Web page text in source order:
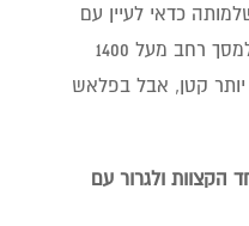
כדאי לעיין עם
מסך בינוני ומעלה(עם עדיפות למסך רחב מעל 1400
יותר קטן, אבל בפלאש
הקצוות ולגרור עם